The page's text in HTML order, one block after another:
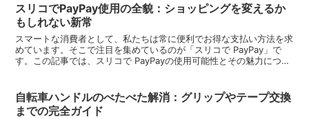
スリコでPayPay使用の全貌：ショッピングを変えるか
もしれない新常
スマートな消費者として、私たちは常に便利でお得な支払い方法を求
めています。そこで注目を集めているのが「スリコで PayPay」で
す。この記事では、スリコで PayPayの使用可能性とその魅力につい
自転車ハンドルのべたべた解消：グリップやテープ交換
までの完全ガイド